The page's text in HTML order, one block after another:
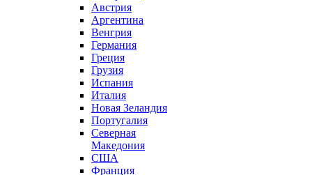
Австрия
Аргентина
Венгрия
Германия
Греция
Грузия
Испания
Италия
Новая Зеландия
Португалия
Северная
Македония
США
Франция